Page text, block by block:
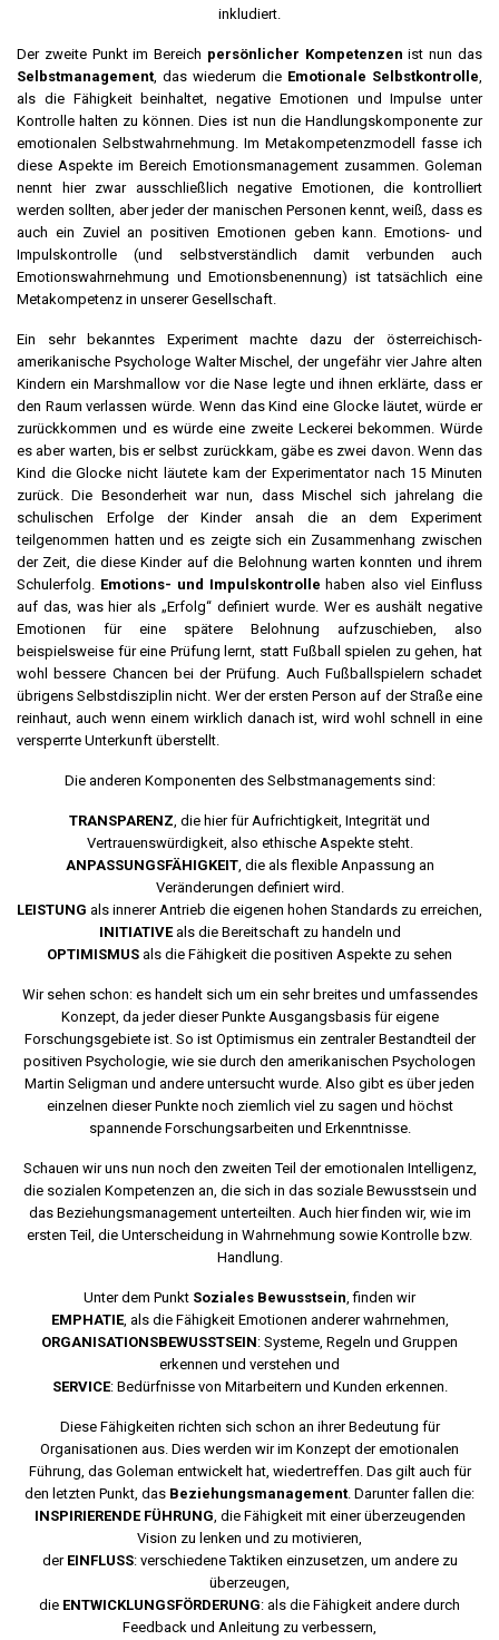
inkludiert.
Der zweite Punkt im Bereich persönlicher Kompetenzen ist nun das
Selbstmanagement, das wiederum die Emotionale Selbstkontrolle,
als die Fähigkeit beinhaltet, negative Emotionen und Impulse unter
Kontrolle halten zu können. Dies ist nun die Handlungskomponente zur
emotionalen Selbstwahrnehmung. Im Metakompetenzmodell fasse ich
diese Aspekte im Bereich Emotionsmanagement zusammen. Goleman
nennt hier zwar ausschließlich negative Emotionen, die kontrolliert
werden sollten, aber jeder der manischen Personen kennt, weiß, dass es
auch ein Zuviel an positiven Emotionen geben kann. Emotions- und
Impulskontrolle (und selbstverständlich damit verbunden auch
Emotionswahrnehmung und Emotionsbenennung) ist tatsächlich eine
Metakompetenz in unserer Gesellschaft.
Ein sehr bekanntes Experiment machte dazu der österreichisch-
amerikanische Psychologe Walter Mischel, der ungefähr vier Jahre alten
Kindern ein Marshmallow vor die Nase legte und ihnen erklärte, dass er
den Raum verlassen würde. Wenn das Kind eine Glocke läutet, würde er
zurückkommen und es würde eine zweite Leckerei bekommen. Würde
es aber warten, bis er selbst zurückkam, gäbe es zwei davon. Wenn das
Kind die Glocke nicht läutete kam der Experimentator nach 15 Minuten
zurück. Die Besonderheit war nun, dass Mischel sich jahrelang die
schulischen Erfolge der Kinder ansah die an dem Experiment
teilgenommen hatten und es zeigte sich ein Zusammenhang zwischen
der Zeit, die diese Kinder auf die Belohnung warten konnten und ihrem
Schulerfolg. Emotions- und Impulskontrolle haben also viel Einfluss
auf das, was hier als „Erfolg“ definiert wurde. Wer es aushält negative
Emotionen für eine spätere Belohnung aufzuschieben, also
beispielsweise für eine Prüfung lernt, statt Fußball spielen zu gehen, hat
wohl bessere Chancen bei der Prüfung. Auch Fußballspielern schadet
übrigens Selbstdisziplin nicht. Wer der ersten Person auf der Straße eine
reinhaut, auch wenn einem wirklich danach ist, wird wohl schnell in eine
versperrte Unterkunft überstellt.
Die anderen Komponenten des Selbstmanagements sind:
TRANSPARENZ, die hier für Aufrichtigkeit, Integrität und
Vertrauenswürdigkeit, also ethische Aspekte steht.
ANPASSUNGSFÄHIGKEIT, die als flexible Anpassung an
Veränderungen definiert wird.
LEISTUNG als innerer Antrieb die eigenen hohen Standards zu erreichen,
INITIATIVEals die Bereitschaft zu handeln und
OPTIMISMUS als die Fähigkeit die positiven Aspekte zu sehen
Wir sehen schon: es handelt sich um ein sehr breites und umfassendes
Konzept, da jeder dieser Punkte Ausgangsbasis für eigene
Forschungsgebiete ist. So ist Optimismus ein zentraler Bestandteil der
positiven Psychologie, wie sie durch den amerikanischen Psychologen
Martin Seligman und andere untersucht wurde. Also gibt es über jeden
einzelnen dieser Punkte noch ziemlich viel zu sagen und höchst
spannende Forschungsarbeiten und Erkenntnisse.
Schauen wir uns nun noch den zweiten Teil der emotionalen Intelligenz,
die sozialen Kompetenzen an, die sich in das soziale Bewusstsein und
das Beziehungsmanagement unterteilten. Auch hier finden wir, wie im
ersten Teil, die Unterscheidung in Wahrnehmung sowie Kontrolle bzw.
Handlung.
Unter dem Punkt Soziales Bewusstsein, finden wir
EMPHATIE, als die Fähigkeit Emotionen anderer wahrnehmen,
ORGANISATIONSBEWUSSTSEIN: Systeme, Regeln und Gruppen
erkennen und verstehen und
SERVICE: Bedürfnisse von Mitarbeitern und Kunden erkennen.
Diese Fähigkeiten richten sich schon an ihrer Bedeutung für
Organisationen aus. Dies werden wir im Konzept der emotionalen
Führung, das Goleman entwickelt hat, wiedertreffen. Das gilt auch für
den letzten Punkt, das Beziehungsmanagement. Darunter fallen die:
INSPIRIERENDE FÜHRUNG, die Fähigkeit mit einer überzeugenden
Vision zu lenken und zu motivieren,
der EINFLUSS: verschiedene Taktiken einzusetzen, um andere zu
überzeugen,
die ENTWICKLUNGSFÖRDERUNG: als die Fähigkeit andere durch
Feedback und Anleitung zu verbessern,